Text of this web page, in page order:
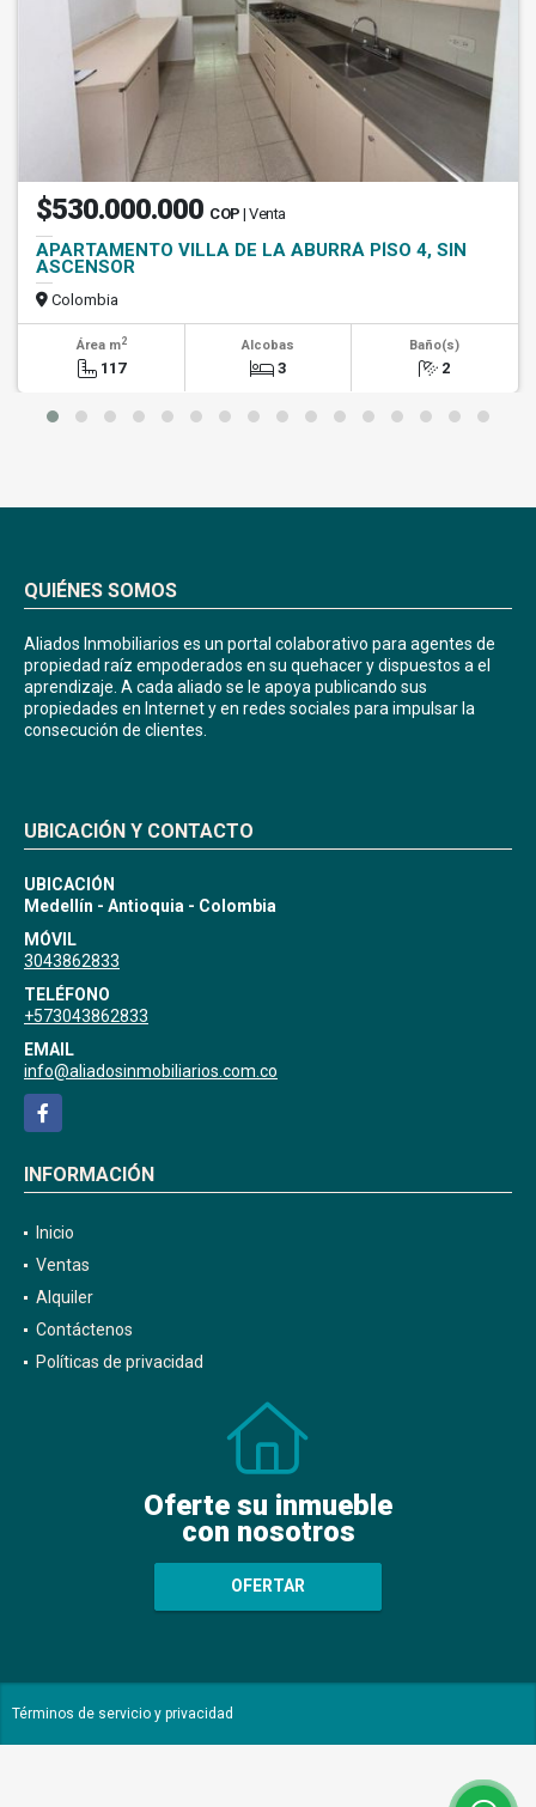
$530.000.000 COP | Venta
APARTAMENTO VILLA DE LA ABURRÁ PÍSO 4, SIN
ASCENSOR
Colombia
Área m2
117
Alcobas
3
Baño(s)
2
QUIÉNES SOMOS
Aliados Inmobiliarios es un portal colaborativo para agentes de
propiedad raíz empoderados en su quehacer y dispuestos a el
aprendizaje. A cada aliado se le apoya publicando sus
propiedades en Internet y en redes sociales para impulsar la
consecución de clientes.
UBICACIÓN Y CONTACTO
UBICACIÓN
Medellín - Antioquia - Colombia
MÓVIL
3043862833
TELÉFONO
+573043862833
EMAIL
info@aliadosinmobiliarios.com.co
Facebook
INFORMACIÓN
Inicio
Ventas
Alquiler
Contáctenos
Políticas de privacidad
Oferte su inmueble
con nosotros
OFERTAR
Términos de servicio y privacidad